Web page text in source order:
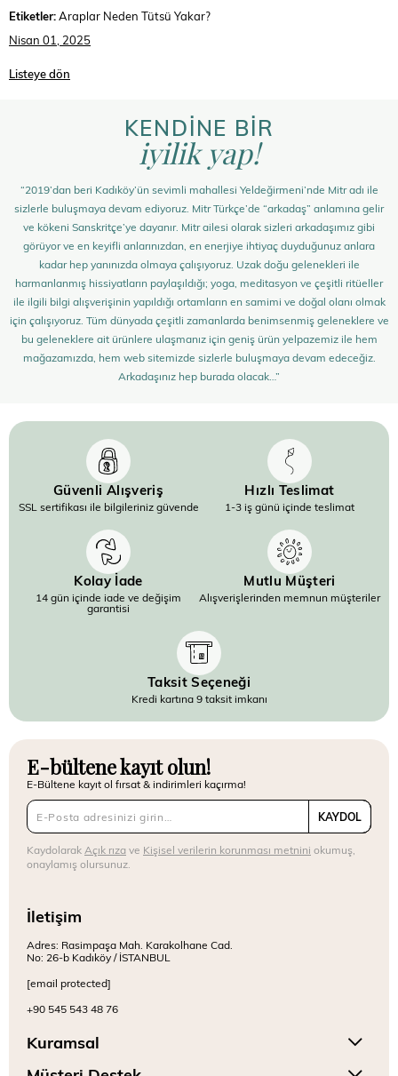
Etiketler:Araplar Neden Tütsü Yakar?
Nisan 01, 2025
Listeye dön
KENDİNE BİR
iyilik yap!
“2019’dan beri Kadıköy’ün sevimli mahallesi Yeldeğirmeni’nde Mitr adı ile
sizlerle buluşmaya devam ediyoruz. Mitr Türkçe’de “arkadaş” anlamına gelir
ve kökeni Sanskritçe’ye dayanır. Mitr ailesi olarak sizleri arkadaşımız gibi
görüyor ve en keyifli anlarınızdan, en enerjiye ihtiyaç duyduğunuz anlara
kadar hep yanınızda olmaya çalışıyoruz. Uzak doğu gelenekleri ile
harmanlanmış hissiyatların paylaşıldığı; yoga, meditasyon ve çeşitli ritüeller
ile ilgili bilgi alışverişinin yapıldığı ortamların en samimi ve doğal olanı olmak
için çalışıyoruz. Tüm dünyada çeşitli zamanlarda benimsenmiş geleneklere ve
bu geleneklere ait ürünlere ulaşmanız için geniş ürün yelpazemiz ile hem
mağazamızda, hem web sitemizde sizlerle buluşmaya devam edeceğiz.
Arkadaşınız hep burada olacak…”
Güvenli Alışveriş
SSL sertifikası ile bilgileriniz güvende
Hızlı Teslimat
1-3 iş günü içinde teslimat
Kolay İade
14 gün içinde iade ve değişim
garantisi
Mutlu Müşteri
Alışverişlerinden memnun müşteriler
Taksit Seçeneği
Kredi kartına 9 taksit imkanı
E-bültene kayıt olun!
E-Bültene kayıt ol fırsat & indirimleri kaçırma!
KAYDOL
Kaydolarak Açık rızave Kişisel verilerin korunması metnini okumuş,
onaylamış olursunuz.
İletişim
Adres: Rasimpaşa Mah. Karakolhane Cad.
No: 26-b Kadıköy / İSTANBUL
[email protected]
+90 545 543 48 76
Kuramsal